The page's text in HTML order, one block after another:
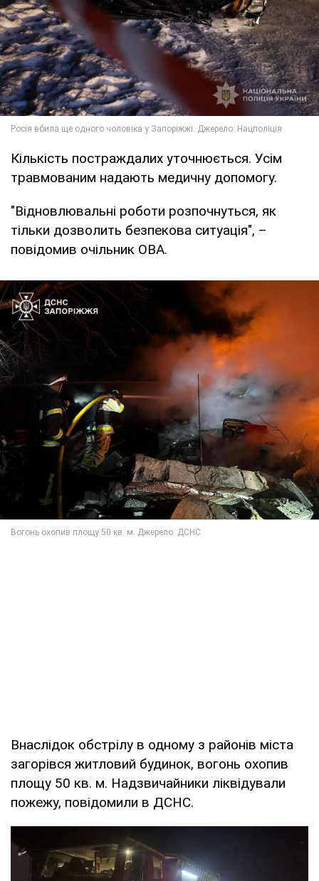
Кількість постраждалих уточнюється. Усім
травмованим надають медичну допомогу.
"Відновлювальні роботи розпочнуться, як
тільки дозволить безпекова ситуація", –
повідомив очільник ОВА.
Внаслідок обстрілу в одному з районів міста
загорівся житловий будинок, вогонь охопив
площу 50 кв. м. Надзвичайники ліквідували
пожежу, повідомили в ДСНС.